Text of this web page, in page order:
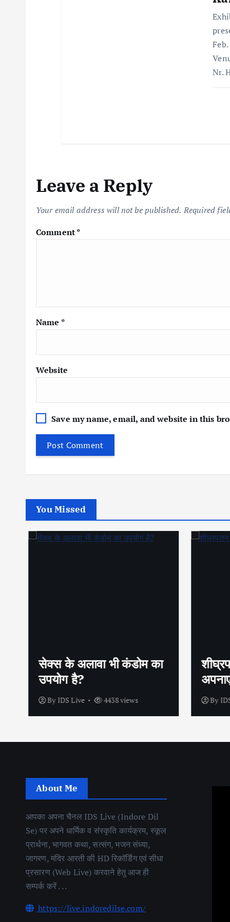
Nr.
Leave a Reply
Your email address will not be published. Required
Comment*
Name *
Website
Save my name, email, and website in this
You Missed
सेक्स के अलावा भी कंडोम का
उपयोग है?
ByIDS Live 4438 views By
About Me
आपका अपना चैनल IDS Live (Indore Dil
Se) पर अपने धार्मिक व संस्कृति कार्यक्रम, स्कूल
प्रार्थना, भागवत कथा, सत्संग, भजन संध्या,
जागरण, मंदिर आरती की HD रिकॉर्डिंग एवं सीधा
प्रसारण (Web Live) करवाने हेतु आज ही
सम्पर्क करें . . .
https://live.indoredilse.com/